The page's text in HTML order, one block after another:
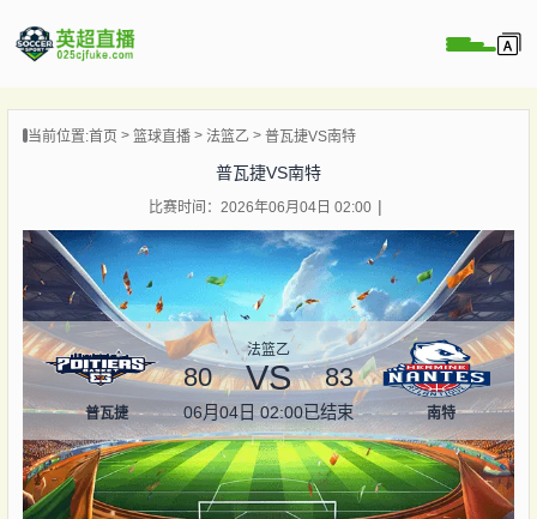
播
像
闻
当前位置:首页 篮球直播 法篮乙 普瓦捷VS南特
普瓦捷VS南特
比赛时间：2026年06月04日 02:00
普瓦捷
法篮乙
80 VS 83
06月04日 02:00已结束 南特